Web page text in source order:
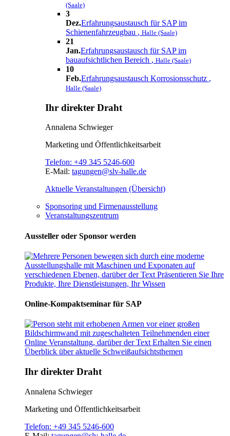
(Saale)
3
Dez.Erfahrungsaustausch für SAP im
Schienenfahrzeugbau , Halle (Saale)
21
Jan.Erfahrungsaustausch für SAP im
bauaufsichtlichen Bereich , Halle (Saale)
10
Feb.Erfahrungsaustausch Korrosionsschutz ,
Halle (Saale)
Ihr direkter Draht
Annalena Schwieger
Marketing und Öffentlichkeitsarbeit
Telefon: +49 345 5246-600
E-Mail: tagungen@slv-halle.de
Aktuelle Veranstaltungen (Übersicht)
Sponsoring und Firmenausstellung
Veranstaltungszentrum
Aussteller oder Sponsor werden
Online-Kompaktseminar für SAP
Ihr direkter Draht
Annalena Schwieger
Marketing und Öffentlichkeitsarbeit
Telefon: +49 345 5246-600